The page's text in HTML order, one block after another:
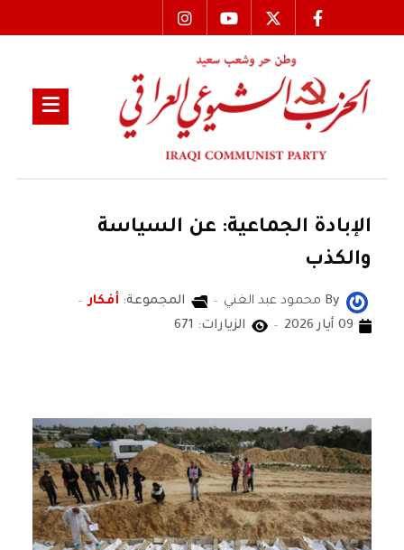
الإبادة الجماعية: عن السياسة
والكذب
By محمود عبد الغني المجموعة: أفكار
09 أيار 2026
الزيارات: 671